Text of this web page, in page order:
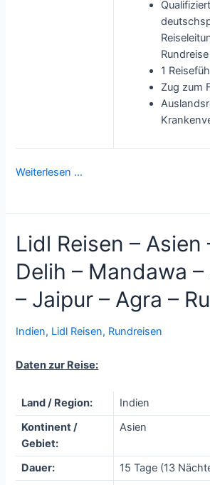
Rundreise
1
Zug zum
Weiterlesen …
Lidl Reisen – Asien
Delih – Mandawa
– Jaipur – Agra –
Indien, Lidl Reisen, Rundreisen
Daten zur Reise:
Land / Region:
Indien
Kontinent /
Gebiet:
Asien
Dauer:
15 Tage (13